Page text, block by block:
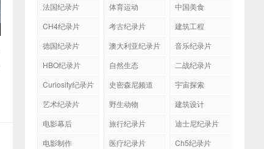
法国纪录片
体育运动
中国美食
CH4纪录片
考古纪录片
建筑工程
德国纪录片
澳大利亚纪录片
音乐纪录片
HBO纪录片
自然生态
二战纪录片
Curiosity纪录片
史密森尼频道
宇宙探索
艺术纪录片
野生动物
建筑设计
电影幕后
旅行纪录片
迪士尼纪录片
电影制作
医疗纪录片
Ch5纪录片